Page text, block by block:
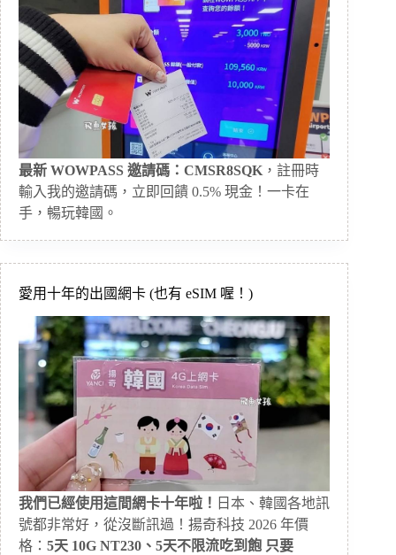
最新 WOWPASS 邀請碼：CMSR8SQK ，註冊時
輸入我的邀請碼，立即回饋 0.5% 現金！一卡在
手，暢玩韓國。
愛用十年的出國網卡 (也有 eSIM 喔！)
我們已經使用這間網卡十年啦！ 日本、韓國各地訊
號都非常好，從沒斷訊過！揚奇科技 2026 年價
格： 5天 10G NT230、5天不限流吃到飽 只要